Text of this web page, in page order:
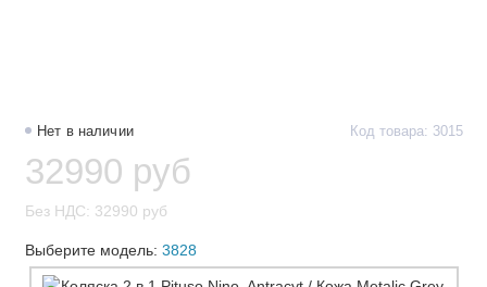
Нет в наличии Код товара: 3015
32990 руб
Без НДС: 32990 руб
Выберите модель: 3828